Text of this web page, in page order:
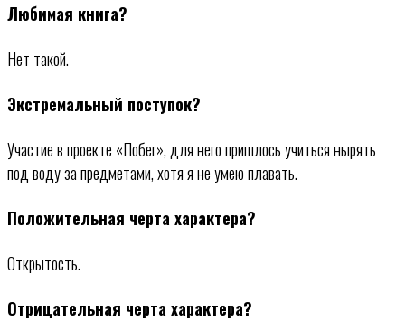
Любимая книга?
Нет такой.
Экстремальный поступок?
Участие в проекте «Побег», для него пришлось учиться нырять
под воду за предметами, хотя я не умею плавать.
Положительная черта характера?
Открытость.
Отрицательная черта характера?